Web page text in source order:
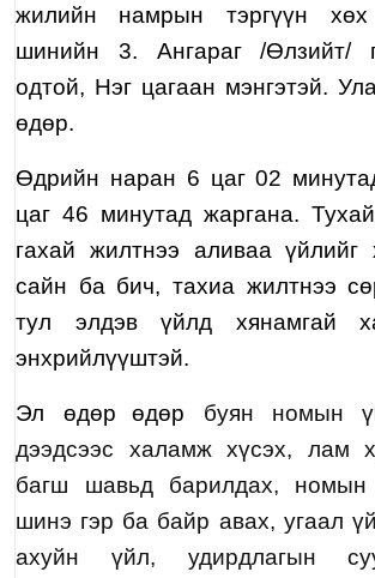
жилийн
намрын тэргүүн
шинийн 3. Ангараг /Өлзийт/
одтой, Нэг цагаан мэнгэтэй.
өдөр.
Өдрийн наран 6 цаг 02
цаг 46 минутад жаргана.
гахай жилтнээ аливаа үйлийг
сайн ба бич, тахиа жилтнээ
тул элдэв үйлд хянамгай
энхрийлүүштэй.
Эл өдөр өдөр буян номын
дээдсээс халамж хүсэх, лам
багш шавьд барилдах, номын
шинэ гэр ба байр авах, угаал
ахуйн үйл, удирдлагын